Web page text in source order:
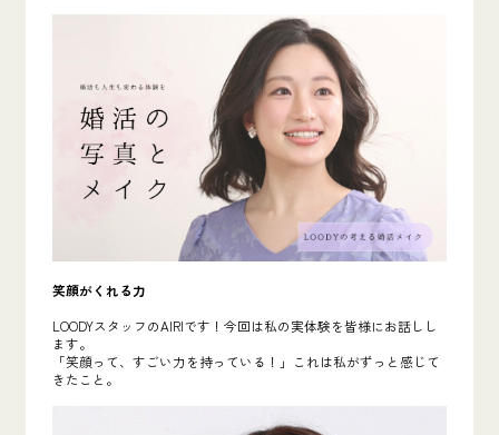
笑顔がくれる力
LOODYスタッフのAIRIです！今回は私の実体験を皆様にお話しし
ます。
「笑顔って、すごい力を持っている！」これは私がずっと感じて
きたこと。